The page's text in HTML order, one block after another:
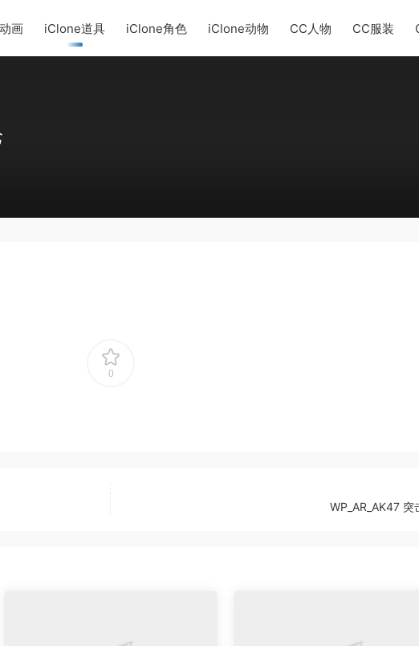
画 iClone道具 iClone角色 iClone动物 CC人物 CC服装
0
WP_AR_AK47 突